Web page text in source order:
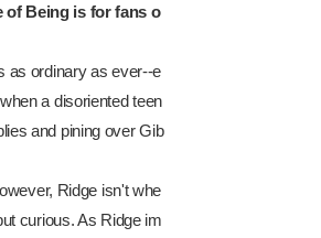
of Being is for fans o
as ordinary as ever--e
a disoriented teen
and pining over Gib
Ridge isn't whe
curious. As Ridge im